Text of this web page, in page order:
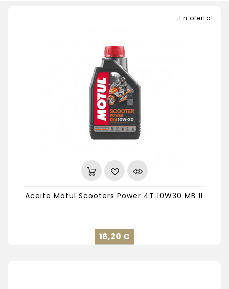
¡En oferta!
Aceite Motul Scooters Power 4T 10W30 MB 1L
16,20 €